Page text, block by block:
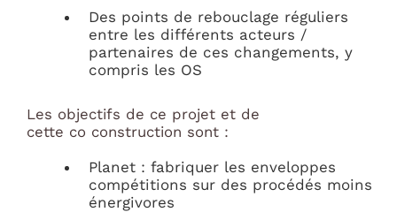
Des points de rebouclage réguliers
entre les différents acteurs /
partenaires de ces changements, y
compris les OS
Les objectifs de ce projet et de
cette co construction sont :
Planet : fabriquer les enveloppes
compétitions sur des procédés moins
énergivores